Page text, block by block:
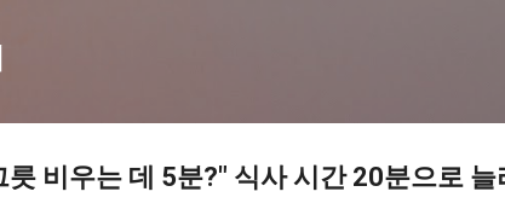
릇 비우는 데 5분?" 식사 시간 20분으로